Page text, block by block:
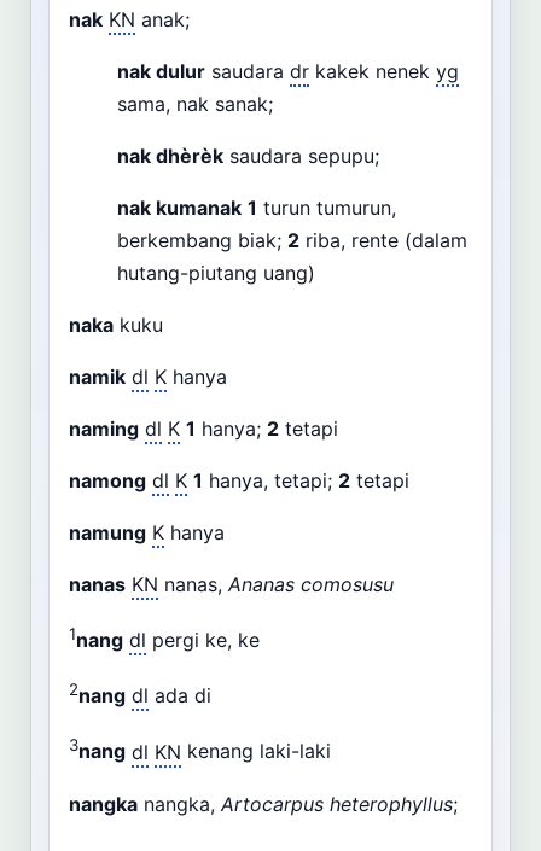
nak KN anak;
nak dulur saudara dr kakek nenek yg
sama, nak sanak;
nak dhèrèk saudara sepupu;
nak kumanak 1 turun tumurun,
berkembang biak; 2 riba, rente (dalam
hutang-piutang uang)
naka kuku
namik dl K hanya
naming dl K 1 hanya; 2 tetapi
namong dl K 1 hanya, tetapi; 2 tetapi
namung K hanya
nanas KN nanas, Ananas comosusu
1nang dl pergi ke, ke
2nang dl ada di
3nang dl KN kenang laki-laki
nangka nangka, Artocarpus heterophyllus;